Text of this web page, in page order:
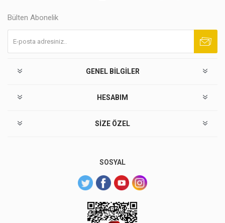
Bülten Abonelik
GENEL BILGILER
HESABIM
SIZE ÖZEL
SOSYAL